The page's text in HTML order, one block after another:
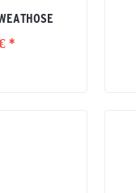
*